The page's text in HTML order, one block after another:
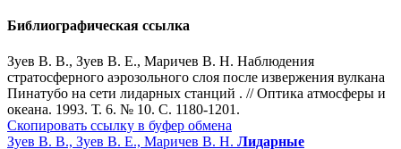
Библиографическая ссылка
Зуев В. В., Зуев В. Е., Маричев В. Н. Наблюдения
стратосферного аэрозольного слоя после извержения вулкана
Пинатубо на сети лидарных станций . // Оптика атмосферы и
океана. 1993. Т. 6. № 10. С. 1180-1201.
Скопировать ссылку в буфер обмена
Зуев В. В., Зуев В. Е., Маричев В. Н. Лидарные